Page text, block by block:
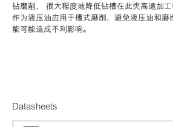
钻磨削， 很大程度地降低钻槽在此类高速加
作为液压油应用于槽式磨削，避免液压油和磨
能可能造成不利影响。
Datasheets